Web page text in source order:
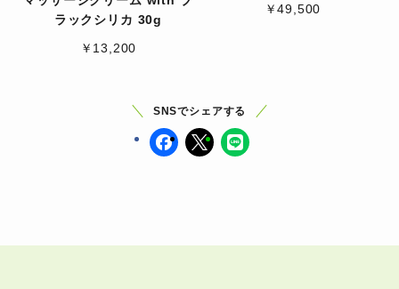
ラックシリカ 30g
￥13,200
￥49,500
SNSでシェアする